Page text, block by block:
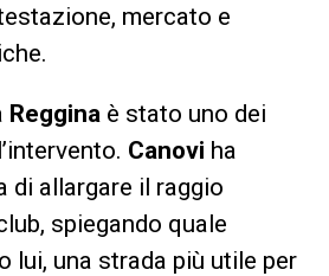
mercato e
Reggina è stato uno dei
Canovi ha
di allargare il raggio
spiegando quale
lui, una strada più utile per